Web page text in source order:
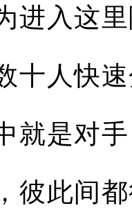
进入这
十人快
就是对
彼此间